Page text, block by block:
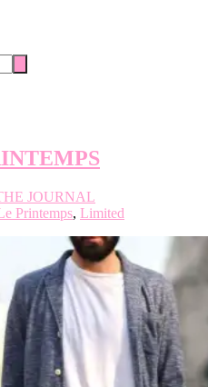
JOURNAL
Printemps, Limited